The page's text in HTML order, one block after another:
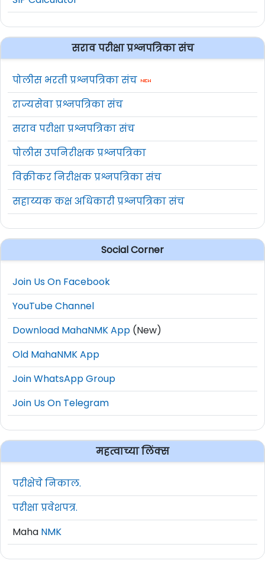
सराव परीक्षा प्रश्नपत्रिका संच
पोलीस भरती प्रश्नपत्रिका संच
राज्यसेवा प्रश्नपत्रिका संच
सराव परीक्षा प्रश्नपत्रिका संच
पोलीस उपनिरीक्षक प्रश्नपत्रिका
विक्रीकर निरीक्षक प्रश्नपत्रिका संच
सहाय्यक कक्ष अधिकारी प्रश्नपत्रिका संच
Social Corner
Join Us On Facebook
YouTube Channel
Download MahaNMK App (New)
Old MahaNMK App
Join WhatsApp Group
Join Us On Telegram
महत्वाच्या लिंक्स
परीक्षेचे निकाल.
परीक्षा प्रवेशपत्र.
Maha NMK